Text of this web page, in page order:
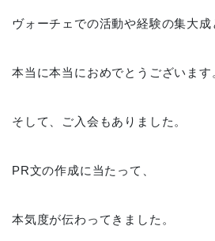
ヴォーチェでの活動や経験の集大成
本当に本当におめでとうございます
そして、ご入会もありました。
PR文の作成に当たって、
本気度が伝わってきました。